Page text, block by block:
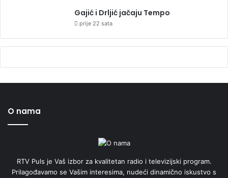
Gajić i Drljić jačaju Tempo
prije 22 sata
O nama
RTV Puls je Vaš izbor za kvalitetan radio i televizijski program.
Prilagođavamo se Vašim interesima, nudeći dinamično iskustvo s